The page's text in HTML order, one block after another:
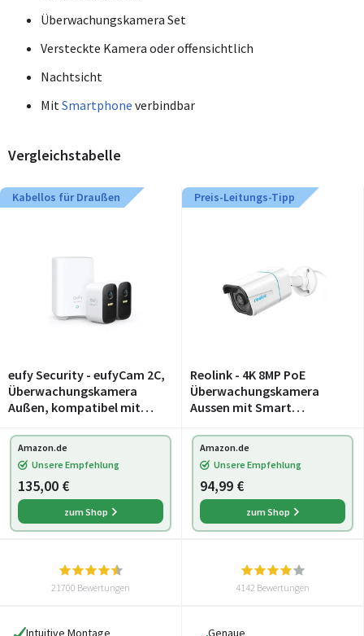
Überwachungskamera Set
Versteckte Kamera oder offensichtlich
Nachtsicht
MitSmartphone verbindbar
Vergleichstabelle
Kabellos für Draußen
eufy Security - eufyCam 2C,
Überwachungskamera
Außen, kompatibel mit
Preis-Leitungs-Tipp
Reolink - 4K 8MP PoE
Überwachungskamera
Aussen mit Smart
Amazon.de
Unsere Empfehlung
135,00 €
zum Shop
Amazon.de
Unsere Empfehlung
94,99 €
zum Shop
21700 Bewertungen 4142 Bewertungen
Intuitive Montage
Genaue